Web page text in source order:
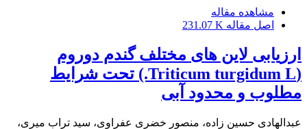
مشاهده مقاله
اصل مقاله 231.07 K
ارزیابی لاین های مختلف گندم دوروم
(Triticum turgidum L.) تحت شرایط
مطلوب و محدود آبی
عبدالهادی حسین زاده، منصور خضری عفراوی، سید تراب میری،